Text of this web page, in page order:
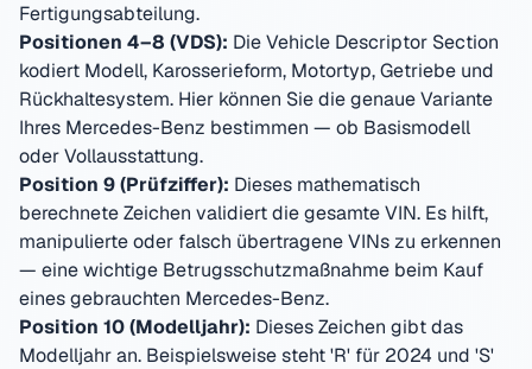
Fertigungsabteilung.
Positionen 4–8 (VDS): Die Vehicle Descriptor Section
kodiert Modell, Karosserieform, Motortyp, Getriebe und
Rückhaltesystem. Hier können Sie die genaue Variante
Ihres Mercedes-Benz bestimmen — ob Basismodell
oder Vollausstattung.
Position 9 (Prüfziffer): Dieses mathematisch
berechnete Zeichen validiert die gesamte VIN. Es hilft,
manipulierte oder falsch übertragene VINs zu erkennen
— eine wichtige Betrugsschutzmaßnahme beim Kauf
eines gebrauchten Mercedes-Benz.
Position 10 (Modelljahr): Dieses Zeichen gibt das
Modelljahr an. Beispielsweise steht 'R' für 2024 und 'S'